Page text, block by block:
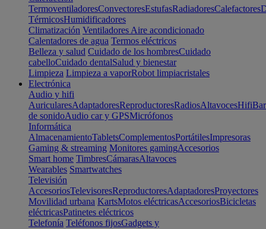
TermoventiladoresConvectoresEstufasRadiadoresCalefactores
TérmicosHumidificadores
Climatización Ventiladores Aire acondicionado
Calentadores de agua Termos eléctricos
Belleza y salud Cuidado de los hombresCuidado
cabelloCuidado dentalSalud y bienestar
Limpieza Limpieza a vaporRobot limpiacristales
Electrónica
Audio y hifi
AuricularesAdaptadoresReproductoresRadiosAltavocesHifi
de sonidoAudio car y GPSMicrófonos
Informática
AlmacenamientoTabletsComplementosPortátilesImpresoras
Gaming & streaming Monitores gamingAccesorios
Smart home TimbresCámarasAltavoces
Wearables Smartwatches
Televisión
AccesoriosTelevisoresReproductoresAdaptadoresProyectores
Movilidad urbana KartsMotos eléctricasAccesoriosBicicletas
eléctricasPatinetes eléctricos
Telefonía Teléfonos fijosGadgets y